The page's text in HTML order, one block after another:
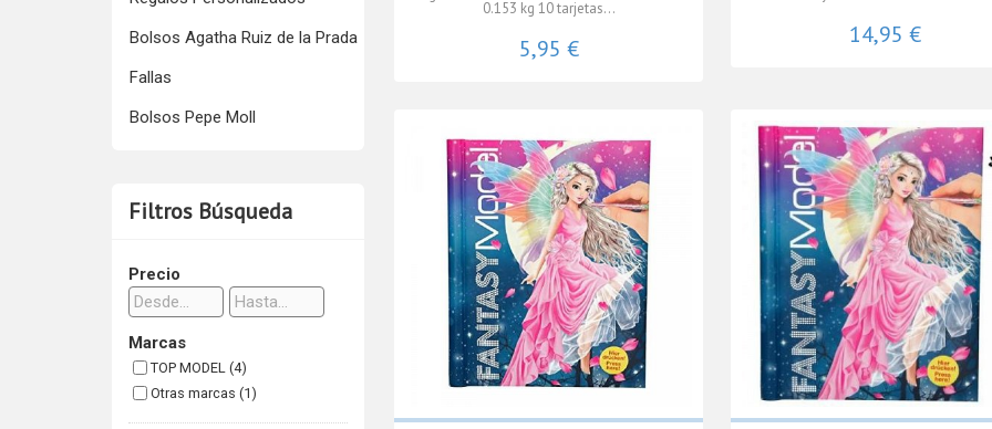
Bolsos Agatha Ruiz de la Prada
Fallas
Bolsos Pepe Moll
Filtros Búsqueda
Precio
Marcas
TOP MODEL (4)
Otras marcas (1)
0.153 kg 10 tarjetas...
5,95 € 14,95 €